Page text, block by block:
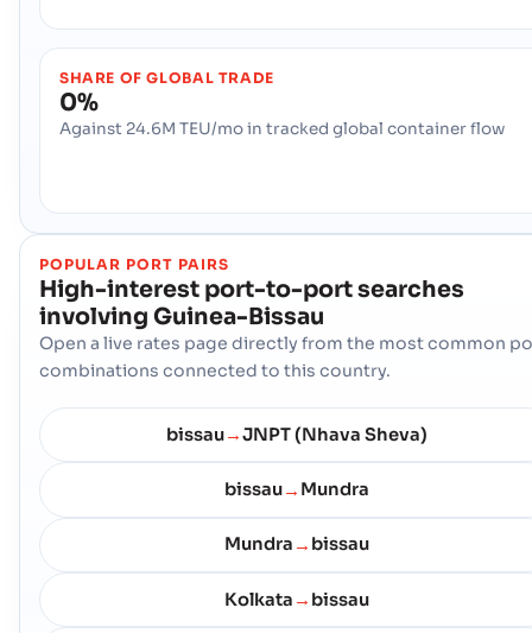
SHARE OF GLOBAL TRADE
0%
Against 24.6M TEU/mo in tracked global container flow
POPULAR PORT PAIRS
High-interest port-to-port searches
involving Guinea-Bissau
Open a live rates page directly from the most common
combinations connected to this country.
bissau→JNPT (Nhava Sheva)
bissau→ Mundra
Mundra → bissau
Kolkata → bissau